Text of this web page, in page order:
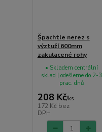
Špachtle nerez s
výztuží 600mm
zakulacené rohy
208 Kč/ks
172 Kč bez
DPH
• Skladem centrální
sklad | odešleme do 2-3
prac. dnů